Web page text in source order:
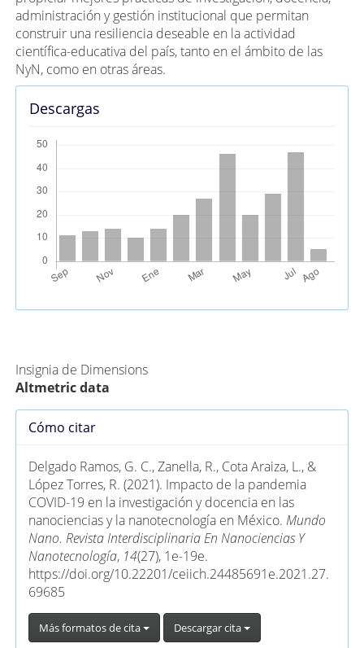
administración y gestión institucional que permitan
construir una resiliencia deseable en la actividad
científica-educativa del país, tanto en el ámbito de las
NyN, como en otras áreas.
Descargas
Insignia de Dimensions
Altmetric data
Detalles
artículo
Cómo citar
Delgado Ramos, G. C., Zanella, R., Cota Araiza, L., &
López Torres, R. (2021). Impacto de la pandemia
COVID-19 en la investigación y docencia en las
nanociencias y la nanotecnología en México. Mundo
Nano. Revista Interdisciplinaria En Nanociencias Y
Nanotecnología, 14(27), 1e-19e.
https://doi.org/10.22201/ceiich.24485691e.2021.27.
69685
Más formatos de cita Descargar cita